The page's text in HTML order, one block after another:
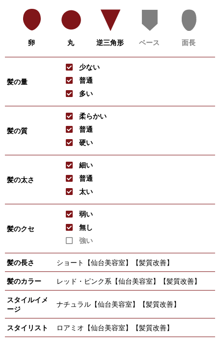
卵 丸 逆三角形 ベース 面長
髪の量
少ない
普通
多い
髪の質
柔らかい
普通
硬い
髪の太さ
細い
普通
太い
髪のクセ
弱い
無し
強い
髪の長さ ショート【仙台美容室】【髪質改善】
髪のカラー レッド・ピンク系【仙台美容室】【髪質改善】
スタイルイメ
ージ
ナチュラル【仙台美容室】【髪質改善】
スタイリスト ロアミオ【仙台美容室】【髪質改善】